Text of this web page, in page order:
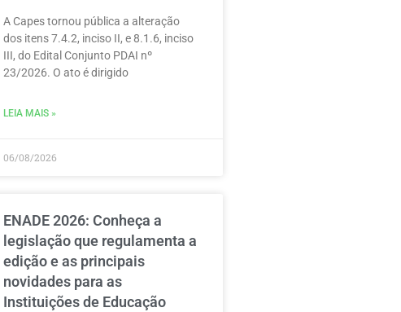
A Capes tornou pública a alteração
dos itens 7.4.2, inciso II, e 8.1.6, inciso
III, do Edital Conjunto PDAI nº
23/2026. O ato é dirigido
LEIA MAIS »
06/08/2026
ENADE 2026: Conheça a
legislação que regulamenta a
edição e as principais
novidades para as
Instituições de Educação